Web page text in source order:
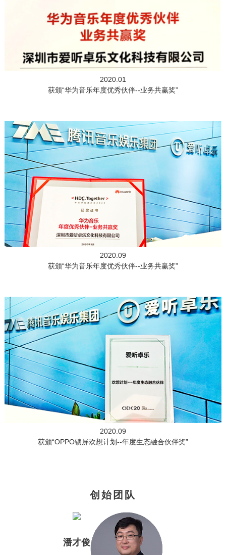
2020.01
获颁“华为音乐年度优秀伙伴--业务共赢奖”
2020.09
获颁“华为音乐年度优秀伙伴--业务共赢奖”
2020.09
获颁“OPPO锁屏欢想计划--年度生态融合伙伴奖”
创始团队
潘才俊